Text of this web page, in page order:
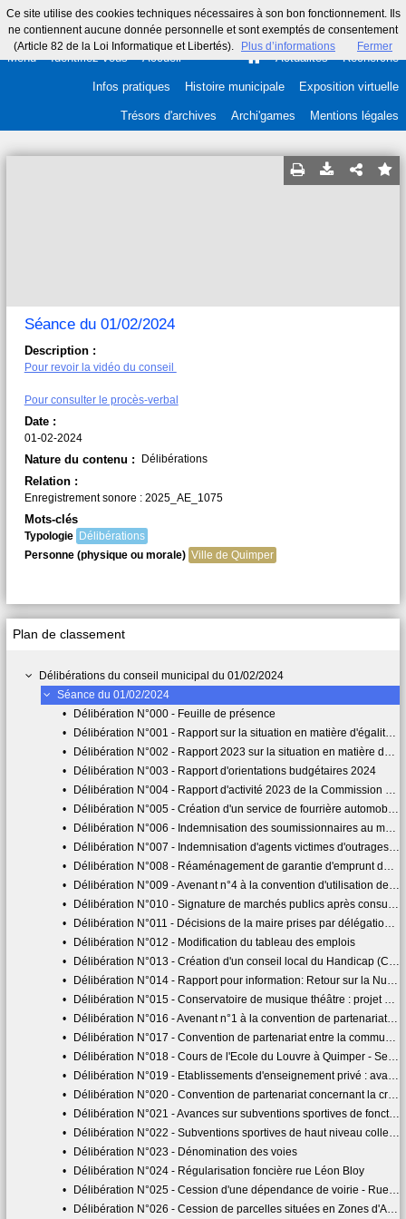
Ce site utilise des cookies techniques nécessaires à son bon fonctionnement. Ils
ne contiennent aucune donnée personnelle et sont exemptés de consentement
(Article 82 de la Loi Informatique et Libertés).
Plus d’informations Fermer
Menu Identifiez-vous Accueil Actualités Recherche
Infos pratiques Histoire municipale Exposition virtuelle
Trésors d'archives Archi'games Mentions légales
Plan de classement
Délibérations du conseil municipal du 01/02/2024
Séance du 01/02/2024
•
Délibération N°000 - Feuille de présence
•
Délibération N°001 - Rapport sur la situation en matière d'égalité entre les femmes et les hommes
•
Délibération N°002 - Rapport 2023 sur la situation en matière de développement durable
•
Délibération N°003 - Rapport d'orientations budgétaires 2024
•
Délibération N°004 - Rapport d'activité 2023 de la Commission Consultative des Services Publics Locaux de la commune de Quimper
•
Délibération N°005 - Création d'un service de fourrière automobile municipal
•
Délibération N°006 - Indemnisation des soumissionnaires au marché relatif à la conception-réalisation d'une aire de jeux inclusive sur le site de la Plaine du Moulin Vert à Quimper
•
Délibération N°007 - Indemnisation d'agents victimes d'outrages, de menaces ou de violences
•
Délibération N°008 - Réaménagement de garantie d'emprunt de la SA HLM les Foyers auprès de la Caisse des dépôts et consignations - Avenant au contrat de prêt finançant la réhabilitation et de création d'une résidence mixte à la résidence des Iles située au 27 rue de la Nouvelle Calédonie à Quimper
•
Délibération N°009 - Avenant n°4 à la convention d'utilisation de l'abattement de la taxe foncière sur les propriétés bâties (TFPB) dans le quartier prioritaire de la politique de la ville Quartier de Kermoysan - Quimper
•
Délibération N°010 - Signature de marchés publics après consultation
•
Délibération N°011 - Décisions de la maire prises par délégation du conseil municipal
•
Délibération N°012 - Modification du tableau des emplois
•
Délibération N°013 - Création d'un conseil local du Handicap (CLH)
•
Délibération N°014 - Rapport pour information: Retour sur la Nuit du Handicap 2023 et perspectives 2024
•
Délibération N°015 - Conservatoire de musique théâtre : projet d'établissement 2024-2030
•
Délibération N°016 - Avenant n°1 à la convention de partenariat entre la commune de Quimper - Conservatoire de musique théâtre - avec le théâtre de Cornouaille 2023-2026
•
Délibération N°017 - Convention de partenariat entre la commune de Quimper - Conservatoire de musique théâtre - avec le conservatoire de musique et de danse de Fouesnant-Les Glénan 2024-2027
•
Délibération N°018 - Cours de l'Ecole du Louvre à Quimper - Session 2023-2024
•
Délibération N°019 - Etablissements d'enseignement privé : avance sur participation
•
Délibération N°020 - Convention de partenariat concernant la création d'un Dispositif d'Auto-Régulation (DAR) à l'école de Kervilien
•
Délibération N°021 - Avances sur subventions sportives de fonctionnement 2024
•
Délibération N°022 - Subventions sportives de haut niveau collectif
•
Délibération N°023 - Dénomination des voies
•
Délibération N°024 - Régularisation foncière rue Léon Bloy
•
Délibération N°025 - Cession d'une dépendance de voirie - Rue de Bénodet
•
Délibération N°026 - Cession de parcelles situées en Zones d'Activités de Cuzon. Retrait de la délibération n° 9 du 5 octobre 2023 et nouvelle délibération.
Séance du 01/02/2024
Description :
Pour revoir la vidéo du conseil
Pour consulter le procès-verbal
Date :
01-02-2024
Nature du contenu : Délibérations
Relation :
Enregistrement sonore : 2025_AE_1075
Mots-clés
Typologie Délibérations
Personne (physique ou morale) Ville de Quimper